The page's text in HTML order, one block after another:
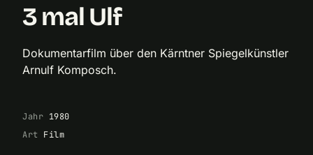
3 mal Ulf
Dokumentarfilm über den Kärntner Spiegelkünstler
Arnulf Komposch.
Jahr 1980
Art
Film